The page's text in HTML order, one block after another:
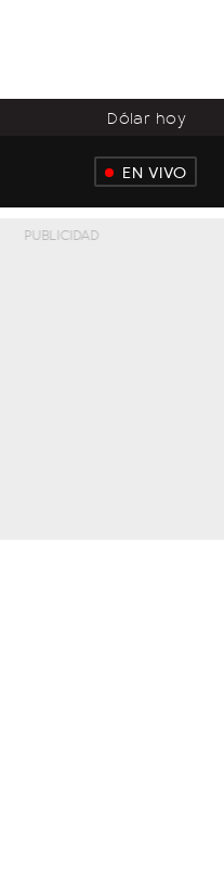
Dólar hoy
EN VIVO